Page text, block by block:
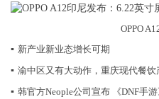
OPPO
▪ 新产业新业态增长可期
▪ 渝中区又有大动作，重庆现代餐饮
▪ 韩官方Neople公司宣布 《DNF手